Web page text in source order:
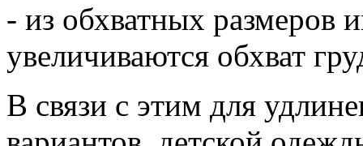
- из обхватных размеров
увеличиваются обхват
В связи с этим для